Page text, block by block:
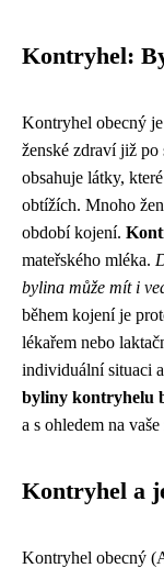
Kontryhel:
Kontryhel obecný
ženské zdraví již
obsahuje látky,
obtížích. Mnoho
období kojení.
mateřského mléka.
bylina může mít i
během kojení je
lékařem nebo
individuální situaci
byliny kontryhelu
a s ohledem na
Kontryhel a
Kontryhel obecný